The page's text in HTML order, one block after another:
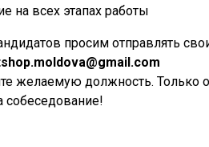
на всех этапах работы
просим отправлять
желаемую должность. Только
собеседование!